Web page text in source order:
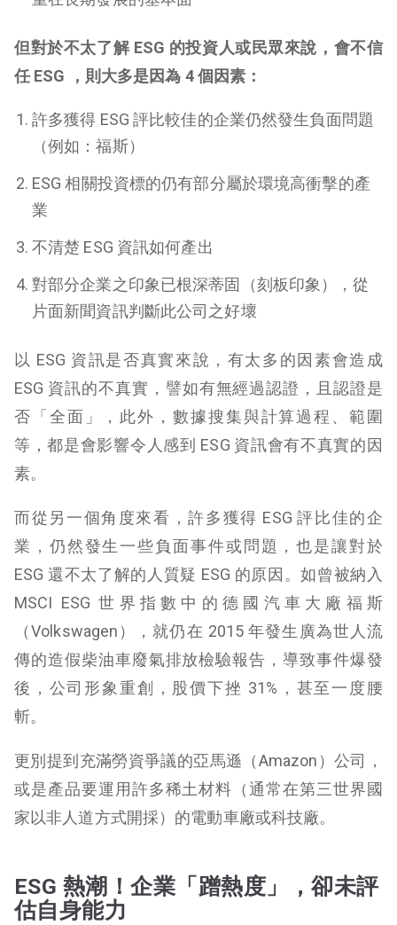
但對於不太了解 ESG 的投資人或民眾來說，會不信
任 ESG ，則大多是因為 4 個因素：
許多獲得 ESG 評比較佳的企業仍然發生負面問題
（例如：福斯）
ESG 相關投資標的仍有部分屬於環境高衝擊的產
業
不清楚 ESG 資訊如何產出
對部分企業之印象已根深蒂固（刻板印象），從
片面新聞資訊判斷此公司之好壞
以 ESG 資訊是否真實來說，有太多的因素會造成
ESG 資訊的不真實，譬如有無經過認證，且認證是
否「全面」，此外，數據搜集與計算過程、範圍
等，都是會影響令人感到 ESG 資訊會有不真實的因
素。
而從另一個角度來看，許多獲得 ESG 評比佳的企
業，仍然發生一些負面事件或問題，也是讓對於
ESG 還不太了解的人質疑 ESG 的原因。如曾被納入
MSCI ESG 世界指數中的德國汽車大廠福斯
（Volkswagen），就仍在 2015 年發生廣為世人流
傳的造假柴油車廢氣排放檢驗報告，導致事件爆發
後，公司形象重創，股價下挫 31%，甚至一度腰
斬。
更別提到充滿勞資爭議的亞馬遜（Amazon）公司，
或是產品要運用許多稀土材料（通常在第三世界國
家以非人道方式開採）的電動車廠或科技廠。
ESG 熱潮！企業「蹭熱度」，卻未評
估自身能力